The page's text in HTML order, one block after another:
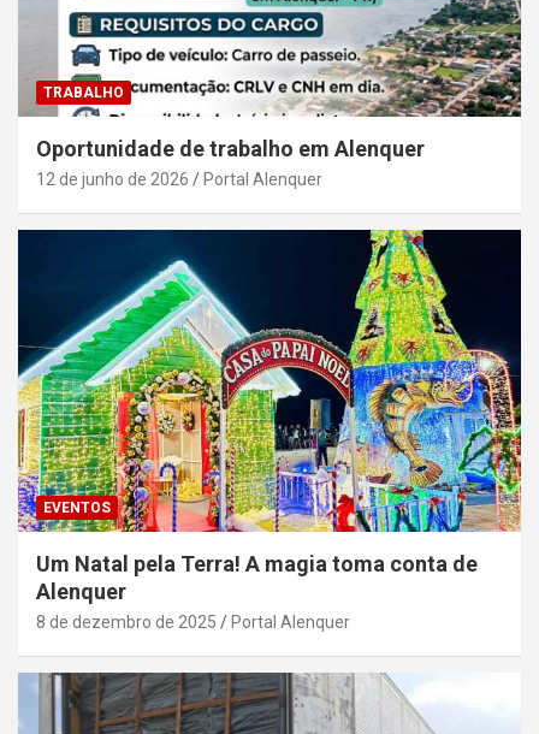
TRABALHO
Oportunidade de trabalho em Alenquer
12 de junho de 2026 Portal Alenquer
EVENTOS
Um Natal pela Terra! A magia toma conta de
Alenquer
8 de dezembro de 2025 Portal Alenquer